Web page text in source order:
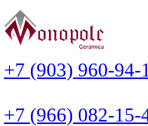
+7 (903) 960-94-
+7 (966) 082-15-